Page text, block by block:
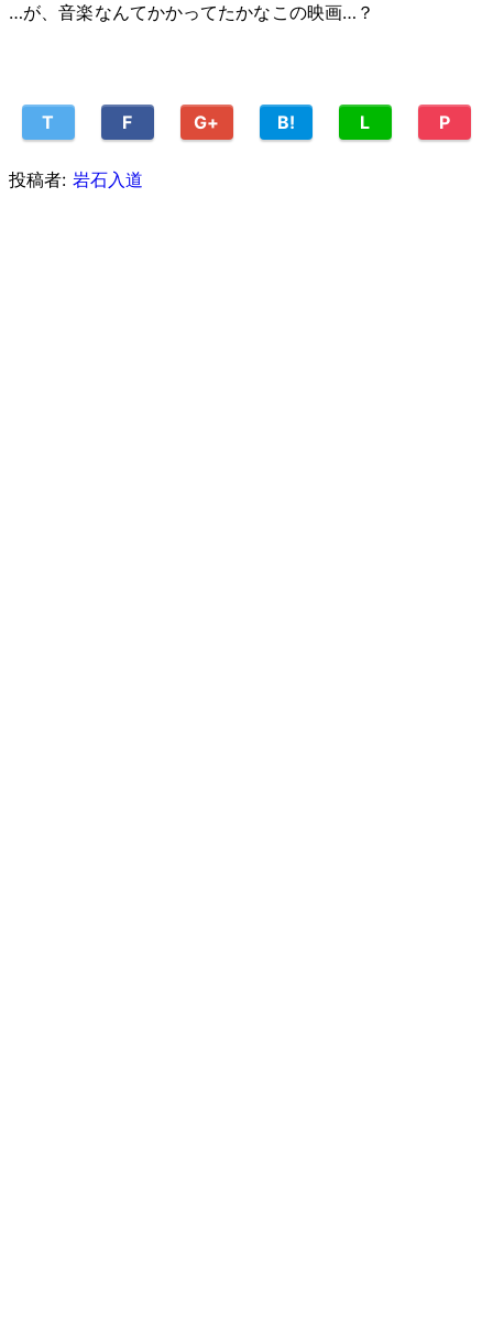
…が、音楽なんてかかってたかなこの映画…？
T F G+ B! L P
投稿者: 岩石入道